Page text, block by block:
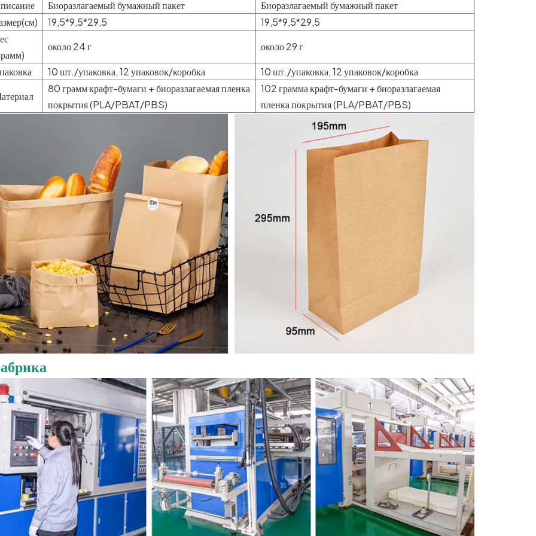
Биоразлагаемый бумажный пакет
Биоразлагаемый бумажный пакет
19,5*9,5*29,5
19,5*9,5*29,5
около 24 г
около 29 г
10 шт./упаковка, 12 упаковок/коробка
10 шт./упаковка, 12 упаковок/коробка
80 грамм крафт-бумаги + биоразлагаемая пленка
покрытия (PLA/PBAT/PBS)
102 грамма крафт-бумаги + биоразлагаемая
пленка покрытия (PLA/PBAT/PBS)